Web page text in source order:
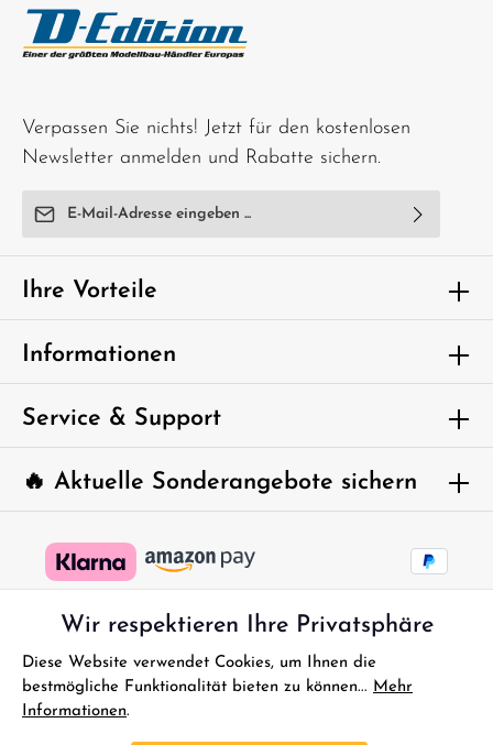
Verpassen Sie nichts! Jetzt für den kostenlosen
Newsletter anmelden und Rabatte sichern.
E-Mail-Adresse*
Ich habe dieDatenschutzbestimmungenzur Kenntnis
genommen und die
einverstanden.
Um weiterzugehen, geben Sie die oben
abgebildeten Zeichen ein*
🔥 Aktuelle Sonderangebote sichern
Ihre Vorteile
Informationen
Service & Support
Wir respektieren Ihre Privatsphäre
Diese Website verwendet Cookies, um Ihnen die
bestmögliche Funktionalität bieten zu können... Mehr
Informationen.